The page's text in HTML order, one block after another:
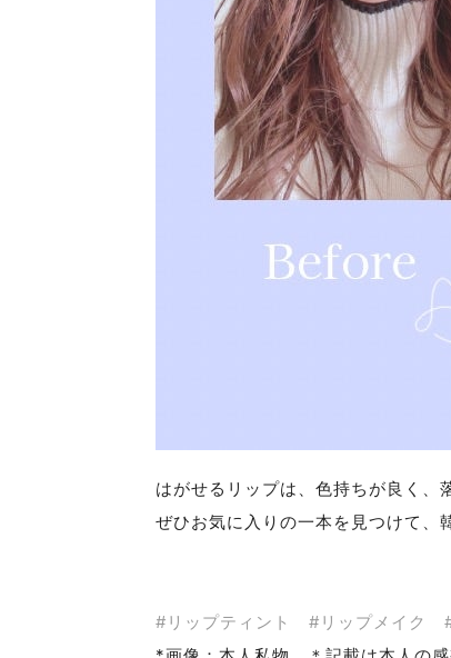
はがせるリップは、色持ちが良く、
ぜひお気に入りの一本を見つけて、
#リップティント #リップメイク